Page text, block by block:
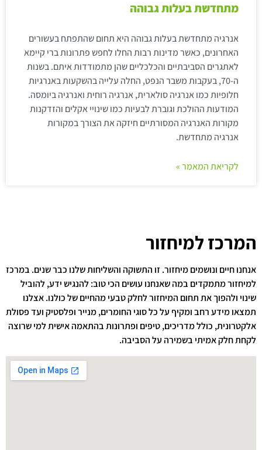
מתחדשת בעלות גבוהה
אנרגיה מתחדשת בעלות גבוהה היא תחום שהתפתח בעשורים
האחרונים, כאשר מדינות רבות החלו לחפש פתרונות ברי קיימא
לאתגרים הסביבתיים והכלכליים שהן מתמודדות איתם. בשנות
ה-70, בעקבות משבר הנפט, החלה עלייה בהשקעות באנרגיות
חלופיות כמו אנרגיה סולארית, אנרגיה רוחית ואנרגיה ביומסה.
המודעות ההולכת וגוברת לבעיות כמו שינויי אקלים והזדקנות
מקורות האנרגיה המסורתיים חיזקה את הצורך במקורות
אנרגיה מתחדשת.
לקריאת המאמר »
המרכז למיחזור
אנחנו חיים ונושמים מיחזור. זו התשוקה והשליחות שלנו כבר שנים. במרכז
למיחזור מתמקדים במה שאנחנו עושים הכי טוב: להנגיש ידע, להוביל
שינוי ולהפוך את תחום המיחזור לחלק טבעי מהחיים של כולנו. אצלנו
תמצאו מידע רחב ומקיף על כל סוגי החומרים, מנייר ופלסטיק ועד פסולת
אלקטרונית, כולל מדריכים, טיפים ופתרונות בהתאמה אישית למי שרוצה
לקחת חלק אמיתי בשמירה על הסביבה.